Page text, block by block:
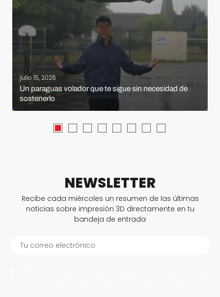
julio 15, 2026
Un paraguas volador que te sigue sin necesidad de
sostenerlo
NEWSLETTER
Recibe cada miércoles un resumen de las últimas
noticias sobre impresión 3D directamente en tu
bandeja de entrada
Tu correo electrónico